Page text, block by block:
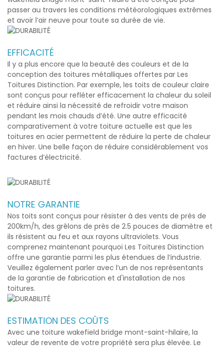
passer au travers les conditions météorologiques extrêmes
et avoir l’air neuve pour toute sa durée de vie.
EFFICACITÉ
Il y a plus encore que la beauté des couleurs et de la
conception des toitures métalliques offertes par Les
Toitures Distinction. Par exemple, les toits de couleur claire
sont conçus pour refléter efficacement la chaleur du soleil
et réduire ainsi la nécessité de refroidir votre maison
pendant les mois chauds d’été. Une autre efficacité
comparativement à votre toiture actuelle est que les
toitures en acier permettent de réduire la perte de chaleur
en hiver. Une belle façon de réduire considérablement vos
factures d’électricité.
NOTRE GARANTIE
Nos toits sont conçus pour résister à des vents de près de
200km/h, des grêlons de près de 2.5 pouces de diamètre et
ils résistent au feu et aux rayons ultraviolets. Vous
comprenez maintenant pourquoi Les Toitures Distinction
offre une garantie parmi les plus étendues de l’industrie.
Veuillez également parler avec l’un de nos représentants
de la garantie de fabrication et d'installation de nos
toitures.
ESTIMATION DES COÛTS
Avec une toiture wakefield bridge mont-saint-hilaire, la
valeur de revente de votre propriété sera plus élevée. Le